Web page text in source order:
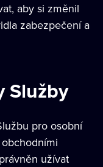
aby si změnil
zabezpečení a
Služby
pro osobní
užívat